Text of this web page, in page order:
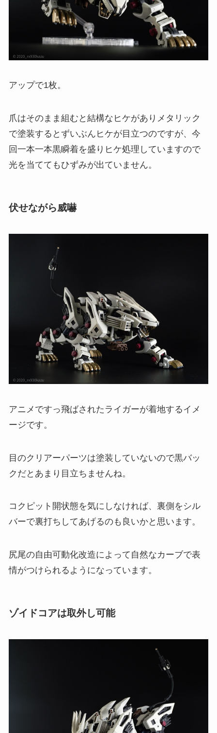
アップで1枚。
爪はそのまま組むと結構なヒケがありメタリック
で塗装するとずいぶんヒケが目立つのですが、今
回一本一本黒瞬着を盛りヒケ処理していますので
光を当ててもひずみが出ていません。
伏せながら威嚇
アニメですっ飛ばされたライガーが着地するイメ
ージです。
目のクリアーパーツは塗装していないので黒バッ
クだとあまり目立ちませんね。
コクピット開状態を気にしなければ、裏側をシル
バーで裏打ちしてあげるのも良いかと思います。
尻尾の自由可動化改造によって自然なカーブで表
情がつけられるようになっています。
ゾイドコアは取外し可能